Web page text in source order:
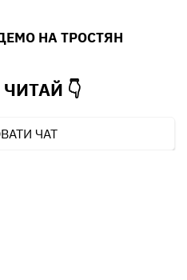
НА ТРОСТЯН
ЧИТАЙ 👇
ЧАТ